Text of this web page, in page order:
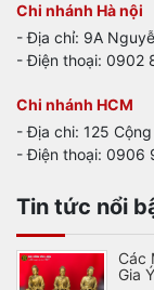
Chi nhánh Hà nội
- Địa chỉ: 9A
- Điện thoại: 0902
Chi nhánh HCM
- Địa chi: 125
- Điện thoại: 0906
Tin tức nổi
Các
Gia